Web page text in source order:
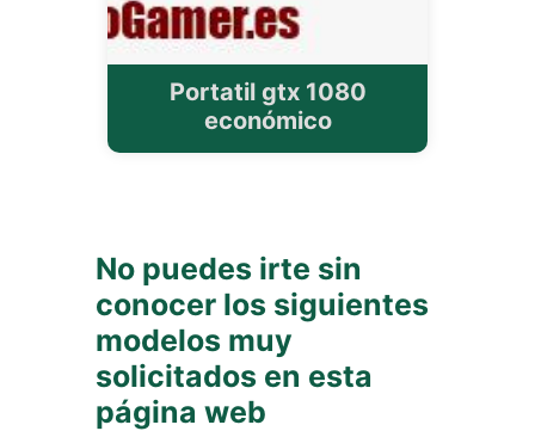
Portatil gtx 1080
económico
No puedes irte sin
conocer los siguientes
modelos muy
solicitados en esta
página web